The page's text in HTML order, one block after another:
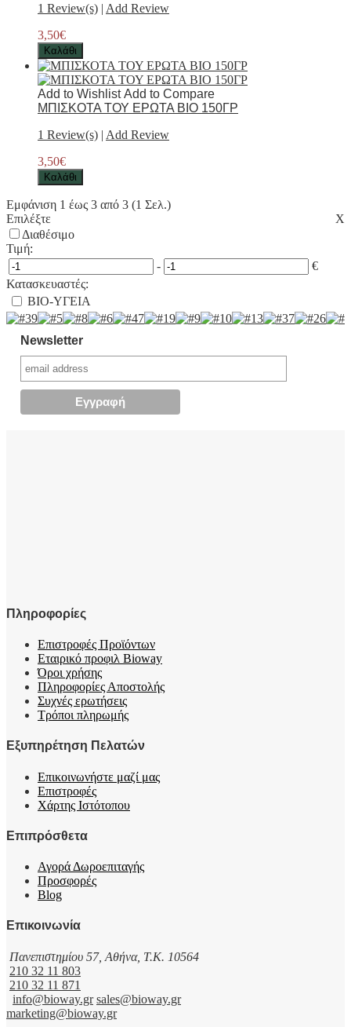
1 Review(s) | Add Review
3,50€
Καλάθι
Add to Wishlist Add to Compare
ΜΠΙΣΚΟΤΑ ΤΟΥ ΕΡΩΤΑ ΒΙΟ 150ΓΡ
1 Review(s) | Add Review
3,50€
Καλάθι
Εμφάνιση 1 έως 3 από 3 (1 Σελ.)
Επιλέξτε
Χ
Διαθέσιμο
Τιμή:
-
€
Κατασκευαστές:
ΒΙΟ-ΥΓΕΙΑ
Newsletter
Πληροφορίες
Επιστροφές Προϊόντων
Εταιρικό προφιλ Bioway
Όροι χρήσης
Πληροφορίες Αποστολής
Συχνές ερωτήσεις
Τρόποι πληρωμής
Εξυπηρέτηση Πελατών
Επικοινωνήστε μαζί μας
Επιστροφές
Χάρτης Ιστότοπου
Επιπρόσθετα
Αγορά Δωροεπιταγής
Προσφορές
Blog
Επικοινωνία
Πανεπιστημίου 57, Αθήνα, T.K. 10564
210 32 11 803
210 32 11 871
info@bioway.gr sales@bioway.gr
marketing@bioway.gr